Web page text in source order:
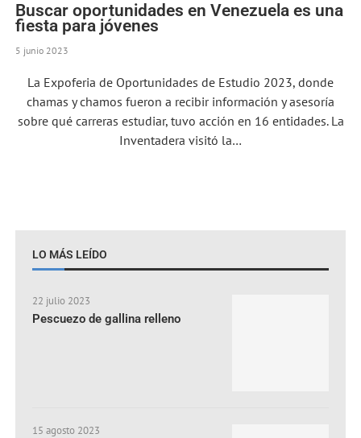
Buscar oportunidades en Venezuela es una
fiesta para jóvenes
5 junio 2023
La Expoferia de Oportunidades de Estudio 2023, donde
chamas y chamos fueron a recibir información y asesoría
sobre qué carreras estudiar, tuvo acción en 16 entidades. La
Inventadera visitó la…
LO MÁS LEÍDO
22 julio 2023
Pescuezo de gallina relleno
15 agosto 2023